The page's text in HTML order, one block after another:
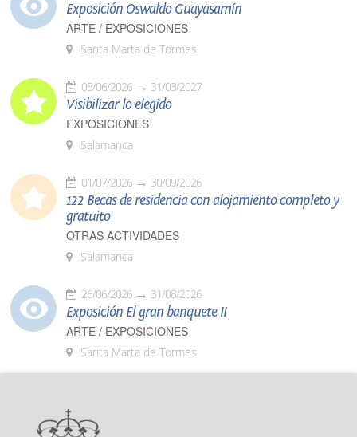
Exposición Oswaldo Guayasamín
ARTE / EXPOSICIONES
Santa Marta de Tormes
05/06/2026 31/03/2027
Visibilizar lo elegido
EXPOSICIONES
Salamanca
01/07/2026 30/09/2026
122 Becas de residencia con alojamiento completo y
gratuito
OTRAS ACTIVIDADES
Salamanca
26/06/2026 31/08/2026
Exposición El gran banquete II
ARTE / EXPOSICIONES
Santa Marta de Tormes